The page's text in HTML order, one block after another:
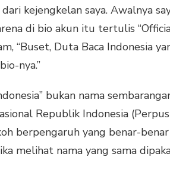
kejengkelan saya. Awalnya
di bio akun itu tertulis
“Buset, Duta Baca Indonesia
nya.”
bukan nama
Republik Indonesia
berpengaruh yang benar-
melihat nama yang sama